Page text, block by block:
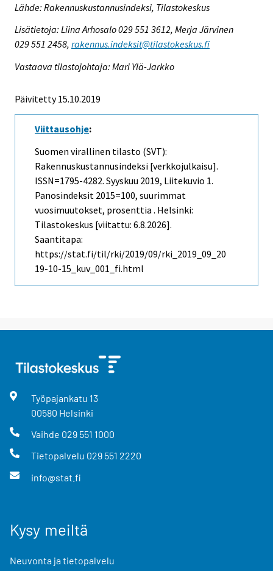
Lähde: Rakennuskustannusindeksi, Tilastokeskus
Lisätietoja: Liina Arhosalo 029 551 3612, Merja Järvinen
029 551 2458, rakennus.indeksit@tilastokeskus.fi
Vastaava tilastojohtaja: Mari Ylä-Jarkko
Päivitetty 15.10.2019
Viittausohje:
Suomen virallinen tilasto (SVT):
Rakennuskustannusindeksi [verkkojulkaisu].
ISSN=1795-4282. Syyskuu 2019, Liitekuvio 1.
Panosindeksit 2015=100, suurimmat
vuosimuutokset, prosenttia . Helsinki:
Tilastokeskus [viitattu: 6.8.2026].
Saantitapa:
https://stat.fi/til/rki/2019/09/rki_2019_09_20
19-10-15_kuv_001_fi.html
Työpajankatu 13
00580 Helsinki
Vaihde 029 551 1000
Tietopalvelu 029 551 2220
info@stat.fi
Kysy meiltä
Neuvonta ja tietopalvelu